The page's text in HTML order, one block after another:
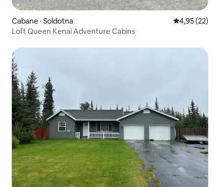
Cabane · Soldotna Note
4,95 (22)
Loft Queen Kenai Adventure Cabins